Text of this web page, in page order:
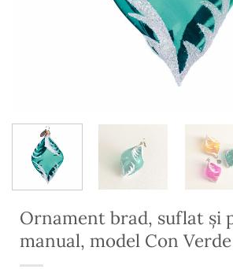
Ornament brad, suflat și
manual, model Con Verde